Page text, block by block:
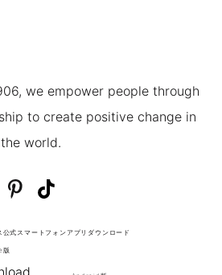
we empower people through
to create positive change in
world.
式スマートフォンアプリ ダウンロード
版